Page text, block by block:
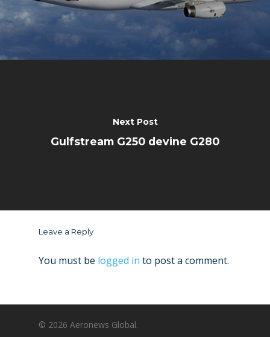
Next Post
Gulfstream G250 devine G280
Leave a Reply
You must be logged in to post a comment.
© 2026 Aeronews Global.